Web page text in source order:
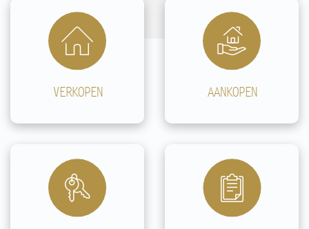
VERKOPEN AANKOPEN